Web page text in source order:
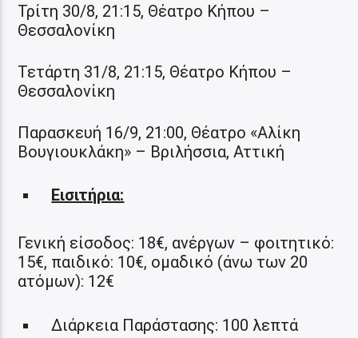
Τρίτη 30/8, 21:15, Θέατρο Κήπου –
Θεσσαλονίκη
Τετάρτη 31/8, 21:15, Θέατρο Κήπου –
Θεσσαλονίκη
Παρασκευή 16/9, 21:00, Θέατρο «Αλίκη
Βουγιουκλάκη» – Βριλήσσια, Αττική
Εισιτήρια:
Γενική είσοδος: 18€, ανέργων – φοιτητικό:
15€, παιδικό: 10€, ομαδικό (άνω των 20
ατόμων): 12€
Διάρκεια Παράστασης: 100 λεπτά